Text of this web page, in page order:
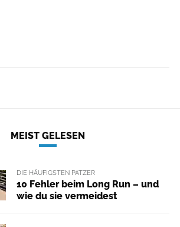
MEIST GELESEN
DIE HÄUFIGSTEN PATZER
10 Fehler beim Long Run – und
wie du sie vermeidest